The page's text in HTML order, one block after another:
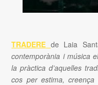
TRADERE de Laia
contemporània i música
la pràctica d’aquelles
cos per estima,